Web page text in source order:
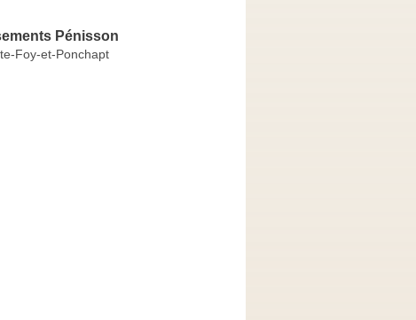
Pénisson
Foy-et-Ponchapt